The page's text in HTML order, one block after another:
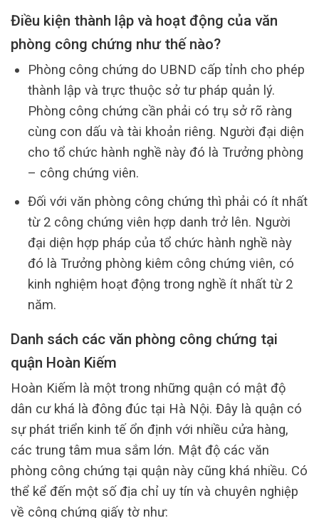
Điều kiện thành lập và hoạt động của văn
phòng công chứng như thế nào?
Phòng công chứng do UBND cấp tỉnh cho phép
thành lập và trực thuộc sở tư pháp quản lý.
Phòng công chứng cần phải có trụ sở rõ ràng
cùng con dấu và tài khoản riêng. Người đại diện
cho tổ chức hành nghề này đó là Trưởng phòng
– công chứng viên.
Đối với văn phòng công chứng thì phải có ít nhất
từ 2 công chứng viên hợp danh trở lên. Người
đại diện hợp pháp của tổ chức hành nghề này
đó là Trưởng phòng kiêm công chứng viên, có
kinh nghiệm hoạt động trong nghề ít nhất từ 2
năm.
Danh sách các văn phòng công chứng tại
quận Hoàn Kiếm
Hoàn Kiếm là một trong những quận có mật độ
dân cư khá là đông đúc tại Hà Nội. Đây là quận có
sự phát triển kinh tế ổn định với nhiều cửa hàng,
các trung tâm mua sắm lớn. Mật độ các văn
phòng công chứng tại quận này cũng khá nhiều. Có
thể kể đến một số địa chỉ uy tín và chuyên nghiệp
về công chứng giấy tờ như: